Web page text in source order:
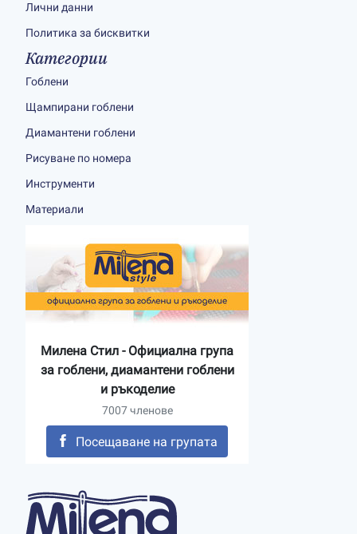
Лични данни
Политика за бисквитки
Категории
Гоблени
Щампирани гоблени
Диамантени гоблени
Рисуване по номера
Инструменти
Материали
Милена Стил - Официална група
за гоблени, диамантени гоблени
и ръкоделие
7007 членове
Посещаване на групата